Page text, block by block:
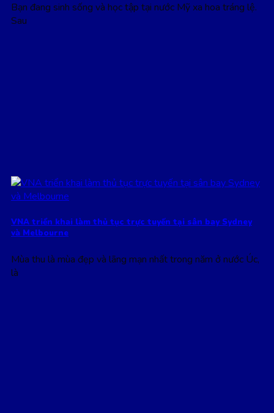
Bạn đang sinh sống và học tập tại nước Mỹ xa hoa tráng lệ.
Sau
VNA triển khai làm thủ tục trực tuyến tại sân bay Sydney
và Melbourne
Mùa thu là mùa đẹp và lãng mạn nhất trong năm ở nước Úc,
là